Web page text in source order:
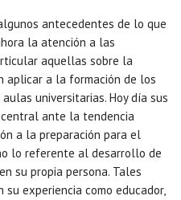
antecedentes de lo que
la atención a las
aquellas sobre la
aplicar a la formación de los
universitarias. Hoy día sus
ante la tendencia
a la preparación para el
lo referente al desarrollo de
su propia persona. Tales
experiencia como educador,